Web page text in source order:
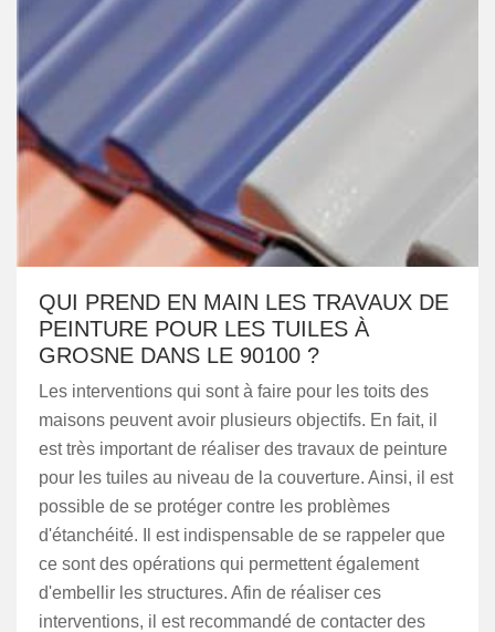
QUI PREND EN MAIN LES TRAVAUX DE
PEINTURE POUR LES TUILES À
GROSNE DANS LE 90100 ?
Les interventions qui sont à faire pour les toits des
maisons peuvent avoir plusieurs objectifs. En fait, il
est très important de réaliser des travaux de peinture
pour les tuiles au niveau de la couverture. Ainsi, il est
possible de se protéger contre les problèmes
d'étanchéité. Il est indispensable de se rappeler que
ce sont des opérations qui permettent également
d'embellir les structures. Afin de réaliser ces
interventions, il est recommandé de contacter des